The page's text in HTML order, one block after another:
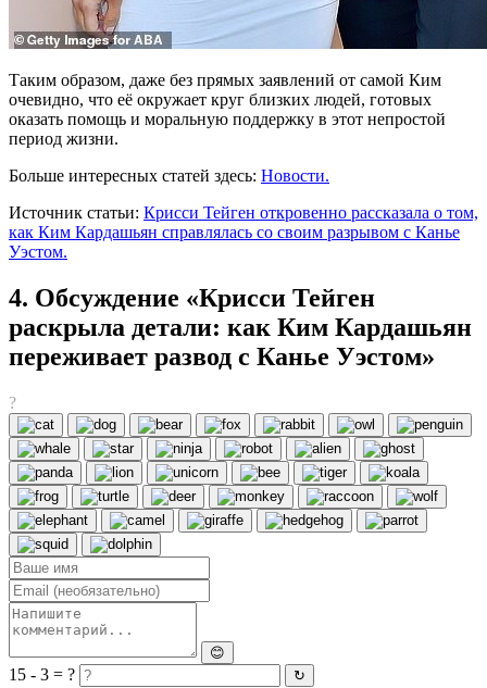
Таким образом, даже без прямых заявлений от самой Ким
очевидно, что её окружает круг близких людей, готовых
оказать помощь и моральную поддержку в этот непростой
период жизни.
Больше интересных статей здесь: Новости.
Источник статьи: Крисси Тейген откровенно рассказала о том,
как Ким Кардашьян справлялась со своим разрывом с Канье
Уэстом.
4. Обсуждение «Крисси Тейген
раскрыла детали: как Ким Кардашьян
переживает развод с Канье Уэстом»
?
😊
15 - 3 = ? ↻